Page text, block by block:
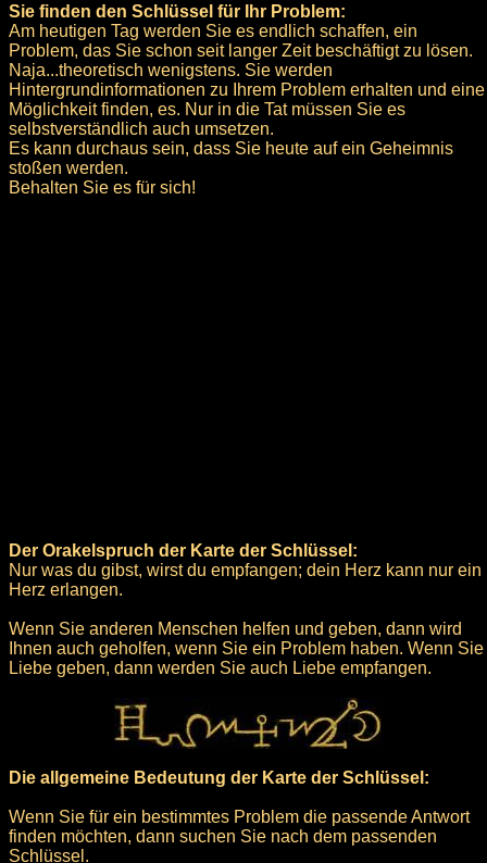
Sie finden den Schlüssel für Ihr Problem:
Am heutigen Tag werden Sie es endlich schaffen, ein
Problem, das Sie schon seit langer Zeit beschäftigt zu lösen.
Naja...theoretisch wenigstens. Sie werden
Hintergrundinformationen zu Ihrem Problem erhalten und eine
Möglichkeit finden, es. Nur in die Tat müssen Sie es
selbstverständlich auch umsetzen.
Es kann durchaus sein, dass Sie heute auf ein Geheimnis
stoßen werden.
Behalten Sie es für sich!
Der Orakelspruch der Karte der Schlüssel:
Nur was du gibst, wirst du empfangen; dein Herz kann nur ein
Herz erlangen.
Wenn Sie anderen Menschen helfen und geben, dann wird
Ihnen auch geholfen, wenn Sie ein Problem haben. Wenn Sie
Liebe geben, dann werden Sie auch Liebe empfangen.
Die allgemeine Bedeutung der Karte der Schlüssel:
Wenn Sie für ein bestimmtes Problem die passende Antwort
finden möchten, dann suchen Sie nach dem passenden
Schlüssel.